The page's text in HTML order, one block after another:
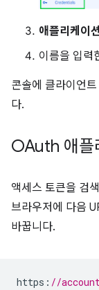
애플리케이
이름을 입력
콘솔에 클라이언
다.
OAuth 애플
액세스 토큰을 검
브라우저에 다음
바꿉니다.
https : //